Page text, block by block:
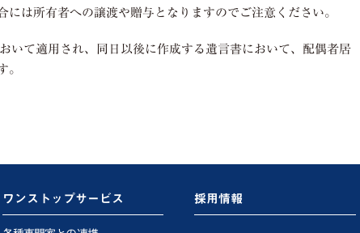
には所有者への譲渡や贈与となりますのでご注意ください。
いて適用され、同日以後に作成する遺言書において、配偶者居
。
ワンストップサービス 採用情報